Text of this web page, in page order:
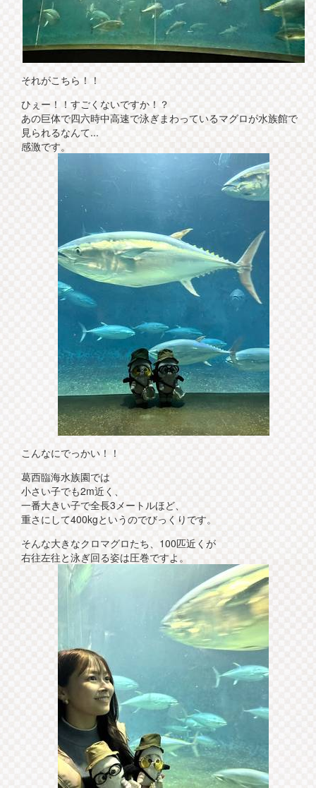
それがこちら！！
ひぇー！！すごくないですか！？
あの巨体で四六時中高速で泳ぎまわっているマグロが水族館で
見られるなんて...
感激です。
こんなにでっかい！！
葛西臨海水族園では
小さい子でも2m近く、
一番大きい子で全長3メートルほど、
重さにして400kgというのでびっくりです。
そんな大きなクロマグロたち、100匹近くが
右往左往と泳ぎ回る姿は圧巻ですよ。